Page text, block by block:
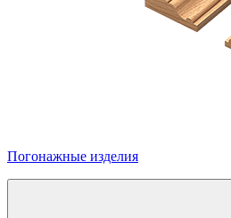
Погонажные изделия